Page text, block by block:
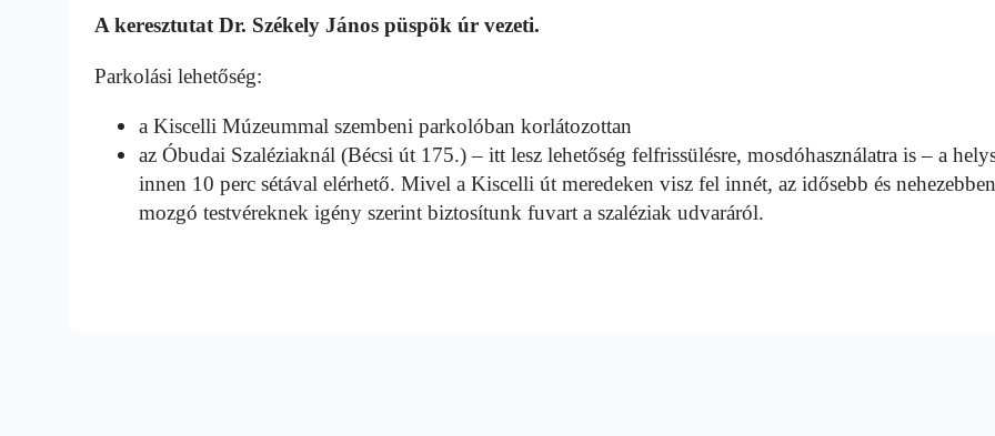
A keresztutat Dr. Székely János püspök úr vezeti.
Parkolási lehetőség:
a Kiscelli Múzeummal szembeni parkolóban korlátozottan
az Óbudai Szaléziaknál (Bécsi út 175.) – itt lesz lehetőség felfrissülésre, mosdóhasználatra is – a
innen 10 perc sétával elérhető. Mivel a Kiscelli út meredeken visz fel innét, az idősebb és nehezebben
mozgó testvéreknek igény szerint biztosítunk fuvart a szaléziak udvaráról.